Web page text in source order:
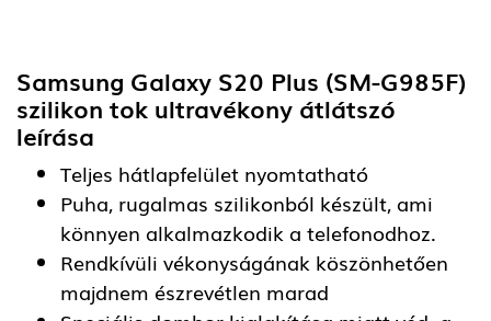
Samsung Galaxy S20 Plus (SM-G985F)
szilikon tok ultravékony átlátszó
leírása
Teljes hátlapfelület nyomtatható
Puha, rugalmas szilikonból készült, ami
könnyen alkalmazkodik a telefonodhoz.
Rendkívüli vékonyságának köszönhetően
majdnem észrevétlen marad